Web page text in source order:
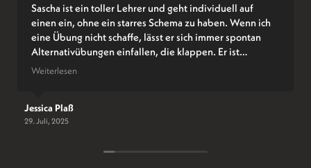
Sascha ist ein toller Lehrer und geht individuell auf
einen ein, ohne ein starres Schema zu haben. Wenn ich
eine Übung nicht schaffe, lässt er sich immer spontan
Alternativübungen einfallen, die klappen. Er ist
empathisch und weiß, wie man motiviert und bei Bedarf
Online-Materialien sind übrigens auch super hilfreich.
Fazit: Der Unterricht bei ihm macht sehr viel Spaß und
Weiterlesen
Jessica Plaß
29. Juli, 2025